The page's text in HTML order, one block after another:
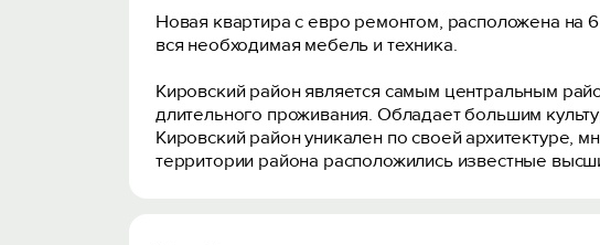
Новая квартира с евро ремонтом, расположена на
вся необходимая мебель и техника.
Кировский район является самым центральным
длительного проживания. Обладает большим
Кировский район уникален по своей архитектуре,
территории района расположились известные